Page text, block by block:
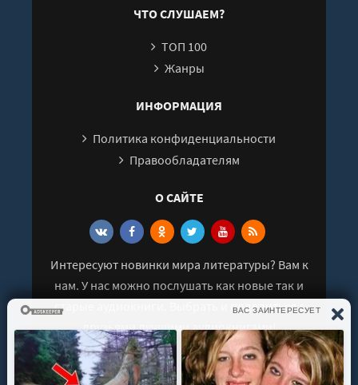
ЧТО СЛУШАЕМ?
ТОП 100
Жанры
ИНФОРМАЦИЯ
Политика конфиденциальности
Правообладателям
О САЙТЕ
Интересуют новинки мира литературы? Вам к
нам. У нас можно послушать как новые так и
старые аудиокниги. Выбрать и поделиться с
друзьями лучшими аудиокнигами!